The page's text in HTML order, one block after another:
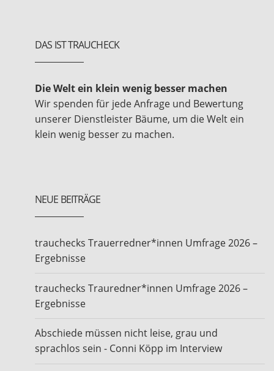
DAS IST TRAUCHECK
Die Welt ein klein wenig besser machen
Wir spenden für jede Anfrage und Bewertung
unserer Dienstleister Bäume, um die Welt ein
klein wenig besser zu machen.
NEUE BEITRÄGE
trauchecks Trauerredner*innen Umfrage 2026 –
Ergebnisse
trauchecks Trauredner*innen Umfrage 2026 –
Ergebnisse
Abschiede müssen nicht leise, grau und
sprachlos sein - Conni Köpp im Interview